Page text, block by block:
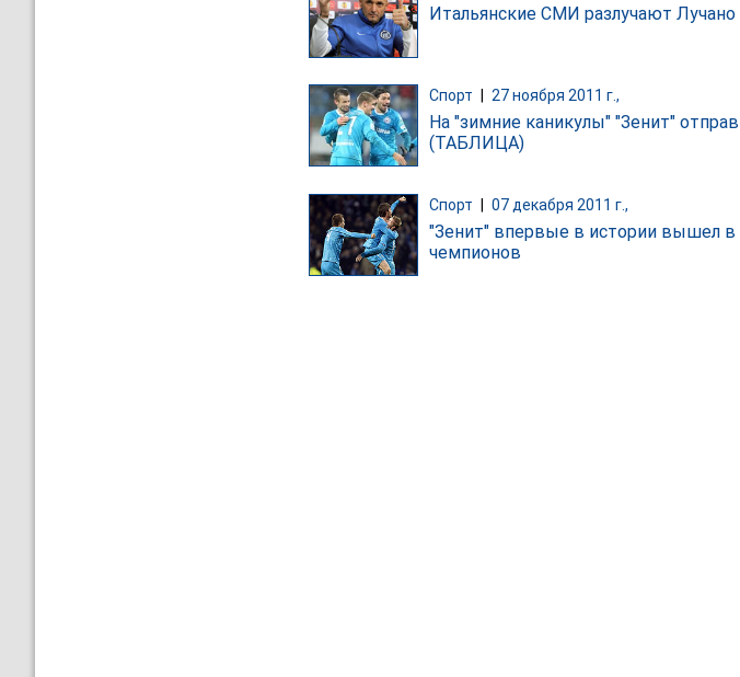
Итальянские СМИ разлучают Лучано
Спорт 27 ноября 2011 г.,
На "зимние каникулы" "Зенит"
(ТАБЛИЦА)
Спорт 07 декабря 2011 г.,
"Зенит" впервые в истории вышел
чемпионов